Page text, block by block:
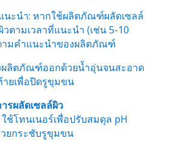
นะนำ: หากใช้ผลิตภัณฑ์ผลัดเซลล์
ตามเวลาที่แนะนำ (เช่น 5-10
ามคำแนะนำของผลิตภัณฑ์
ผลิตภัณฑ์ออกด้วยน้ำอุ่นจนสะอาด
ายเพื่อปิดรูขุมขน
รผลัดเซลล์ผิว
ช้โทนเนอร์เพื่อปรับสมดุล pH
ยกระชับรูขุมขน